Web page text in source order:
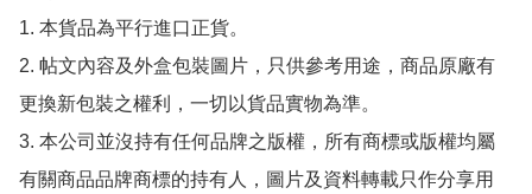
1. 本貨品為平行進口正貨。
2. 帖文內容及外盒包裝圖片，只供參考用途，商品原廠有
更換新包裝之權利，一切以貨品實物為準。
3. 本公司並沒持有任何品牌之版權，所有商標或版權均屬
有關商品品牌商標的持有人，圖片及資料轉載只作分享用